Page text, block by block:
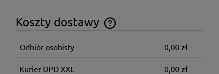
Koszty dostawy
Cena nie zawiera ewentualnych kosztów płatności
Odbiór osobisty 0,00 zł
Kurier DPD XXL 0,00 zł